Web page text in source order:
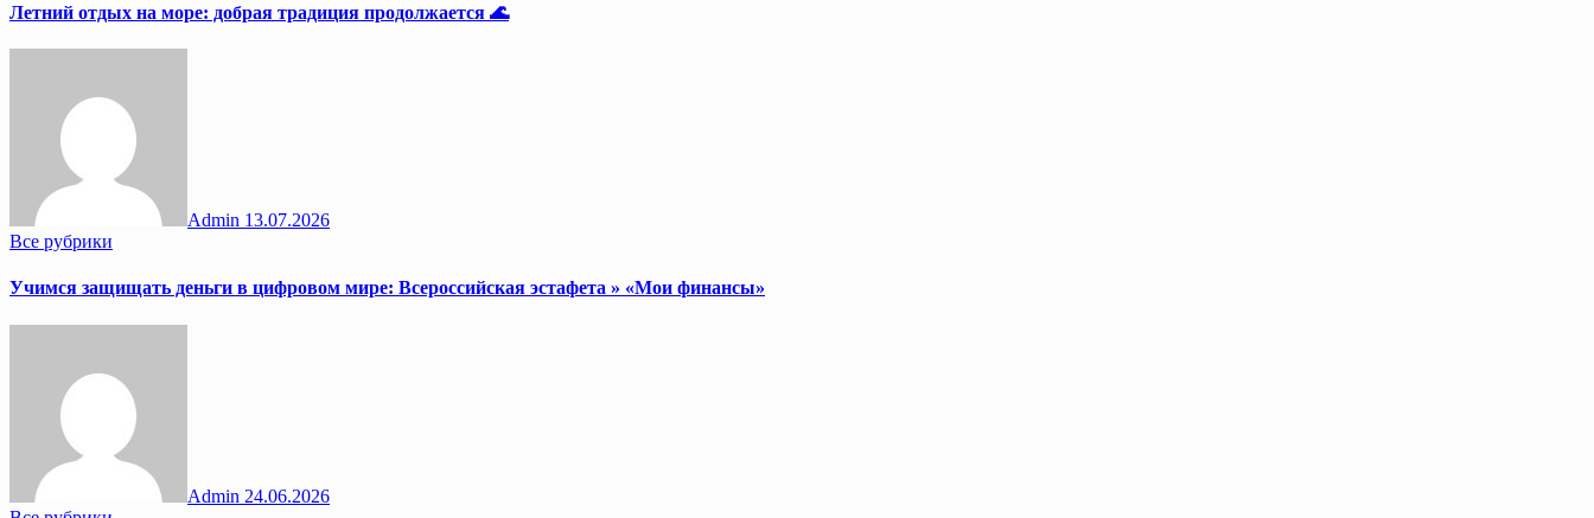
Летний отдых на море: добрая традиция продолжается 🌊
Admin 13.07.2026
Все рубрики
Учимся защищать деньги в цифровом мире: Всероссийская эстафета » «Мои финансы»
Admin 24.06.2026